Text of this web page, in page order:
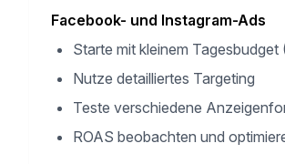
Facebook- und Instagram-Ads
Starte mit kleinem Tagesbudget
Nutze detailliertes Targeting
Teste verschiedene
ROAS beobachten und